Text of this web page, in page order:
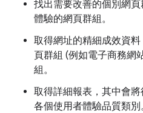
找出需要改善的個別網
體驗的網頁群組。
取得網址的精細成效資
頁群組 (例如電子商務網
組。
取得詳細報表，其中會
各個使用者體驗品質類別